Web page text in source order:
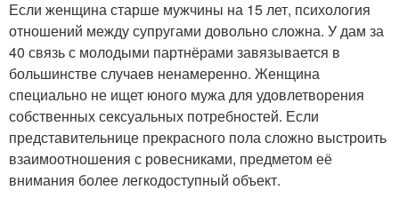
Если женщина старше мужчины на 15 лет, психология
отношений между супругами довольно сложна. У дам за
40 связь с молодыми партнёрами завязывается в
большинстве случаев ненамеренно. Женщина
специально не ищет юного мужа для удовлетворения
собственных сексуальных потребностей. Если
представительнице прекрасного пола сложно выстроить
взаимоотношения с ровесниками, предметом её
внимания более легкодоступный объект.